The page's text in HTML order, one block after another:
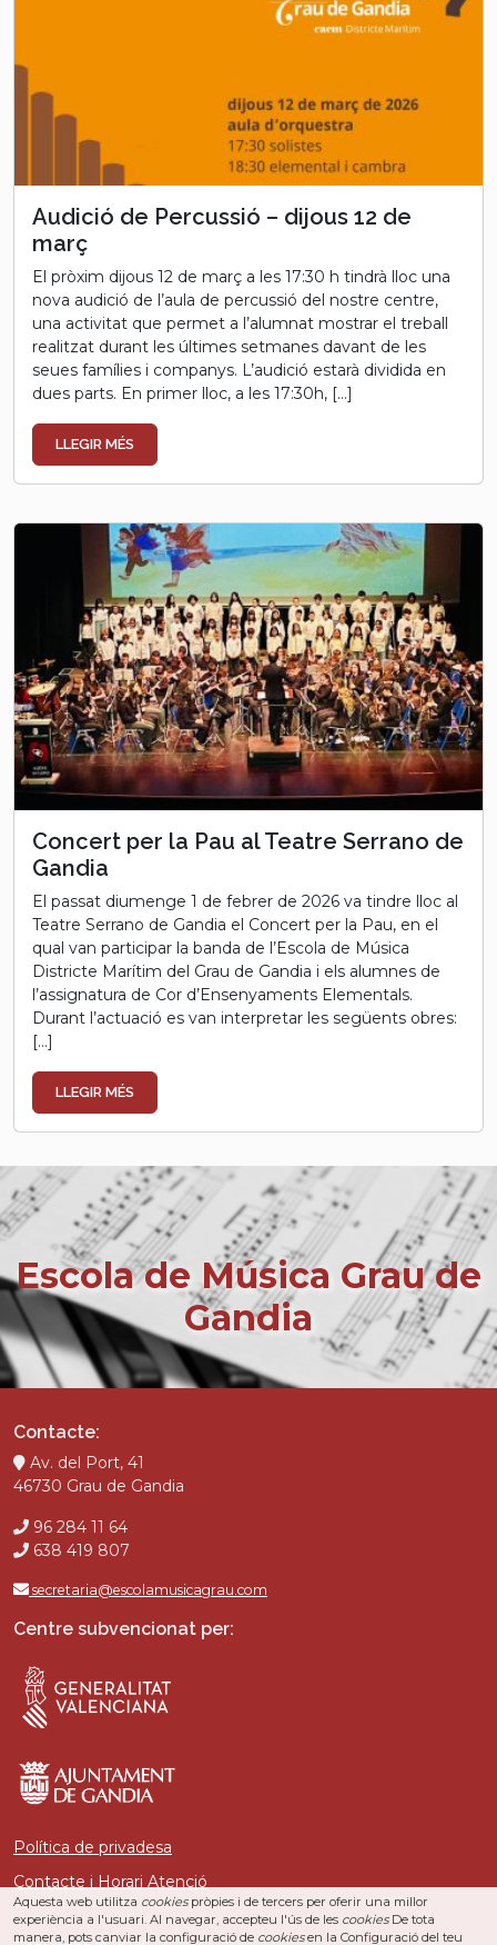
Aquesta web utilitza cookiespròpies i de tercers per oferir una millor
experiència a l'usuari. Al navegar, accepteu l'ús de les cookiesDe tota
manera, pots canviar la configuració de cookiesen la Configuració del teu
Audició de Percussió – dijous 12 de
març
El pròxim dijous 12 de març a les 17:30 h tindrà lloc una
nova audició de l’aula de percussió del nostre centre,
una activitat que permet a l’alumnat mostrar el treball
realitzat durant les últimes setmanes davant de les
seues famílies i companys. L’audició estarà dividida en
dues parts. En primer lloc, a les 17:30h, […]
LLEGIR MÉS
Concert per la Pau al Teatre Serrano de
Gandia
El passat diumenge 1 de febrer de 2026 va tindre lloc al
Teatre Serrano de Gandia el Concert per la Pau, en el
qual van participar la banda de l’Escola de Música
Districte Marítim del Grau de Gandia i els alumnes de
l’assignatura de Cor d’Ensenyaments Elementals.
Durant l’actuació es van interpretar les següents obres:
[…]
LLEGIR MÉS
Escola de Música Grau de
Gandia
Contacte:
Av. del Port, 41
46730 Grau de Gandia
96 284 11 64
638 419 807
secretaria@escolamusicagrau.com
Centre subvencionat per:
Política de privadesa
Contacte i Horari Atenció